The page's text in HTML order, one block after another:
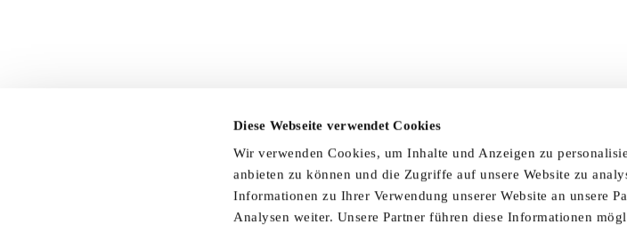
Diese Webseite verwendet Cookies
Wir verwenden Cookies, um Inhalte und Anzeigen zu
anbieten zu können und die Zugriffe auf unsere Website zu
Informationen zu Ihrer Verwendung unserer Website an unsere
Analysen weiter. Unsere Partner führen diese Informationen